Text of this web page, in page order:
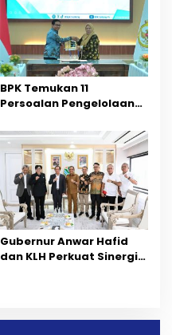
BPK Temukan 11
Persoalan Pengelolaan
Gubernur Anwar Hafid
dan KLH Perkuat Sinergi